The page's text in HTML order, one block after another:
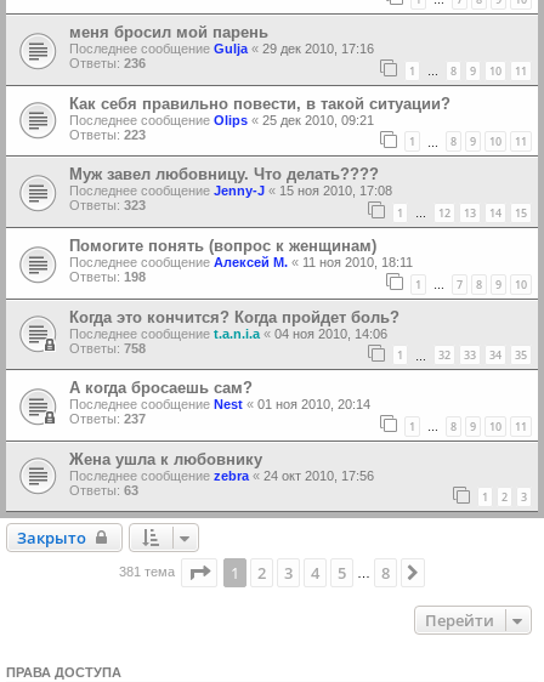
меня бросил мой парень
Последнее сообщение Gulja « 29 дек 2010, 17:16
Ответы: 236 1 … 8 9 10 11
Как себя правильно повести, в такой ситуации?
Последнее сообщение Olips « 25 дек 2010, 09:21
Ответы: 223 1 8 9 10 11
Муж завел любовницу. Что делать????
Последнее сообщение Jenny-J « 15 ноя 2010, 17:08
Ответы: 323 1 … 12 13 14 15
Помогите понять (вопрос к женщинам)
Последнее сообщение Алексей М. « 11 ноя 2010, 18:11
Ответы: 198 1 7 8 9 10
Когда это кончится? Когда пройдет боль?
Последнее сообщение t.a.n.i.a « 04 ноя 2010, 14:06
Ответы: 758 1 32 33 34 35
А когда бросаешь сам?
Последнее сообщение Nest « 01 ноя 2010, 20:14
Ответы: 237 1 … 8 9 10 11
Жена ушла к любовнику
Последнее сообщение zebra « 24 окт 2010, 17:56
Ответы: 63 1 2 3
Закрыто
Закрыто
381 тема Страница из
1 2 3 4 5 … 8
Перейти
ПРАВА ДОСТУПА